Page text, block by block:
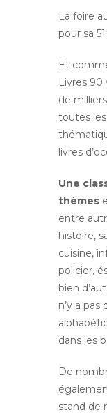
La foire
pour sa
Et
Livres
de
toutes
livres
Une
thèmes
entre
histoire,
cuisine,
policier,
bien
n’y a
dans les
De
stand de